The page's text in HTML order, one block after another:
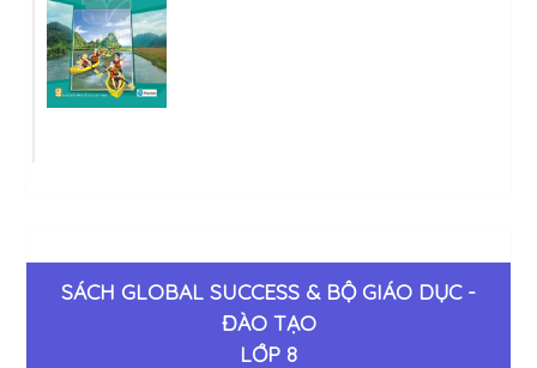
SÁCH GLOBAL SUCCESS & BỘ GIÁO DỤC -
ĐÀO TẠO
LỚP 8